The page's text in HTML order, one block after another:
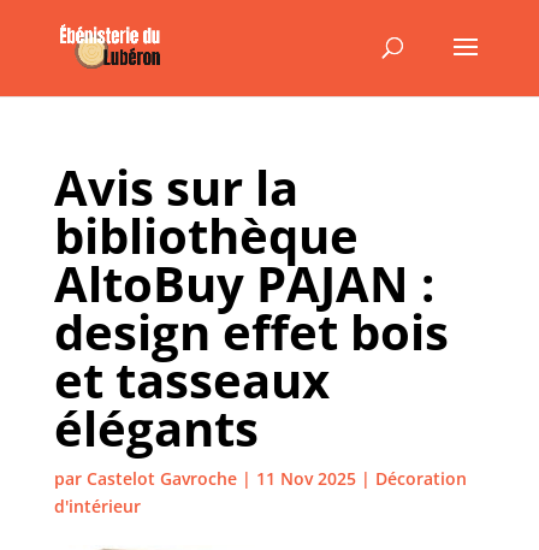
Avis sur la
bibliothèque
AltoBuy PAJAN :
design effet bois
et tasseaux
élégants
par Castelot Gavroche| 11 Nov 2025| Décoration
d'intérieur